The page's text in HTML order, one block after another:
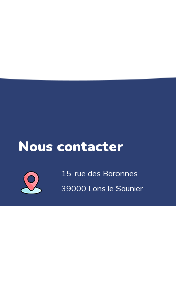
Nous contacter
15, rue des Baronnes
39000 Lons le Saunier